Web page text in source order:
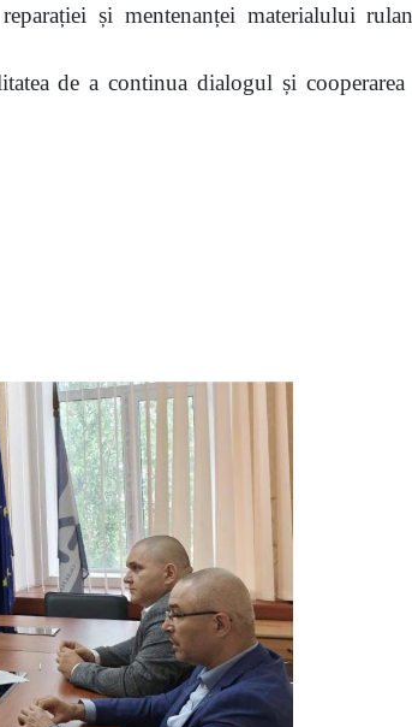
și mentenanței materialului
de a continua dialogul și cooperarea